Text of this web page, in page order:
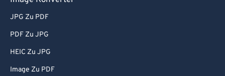
JPG Zu PDF
PDF Zu JPG
HEIC Zu JPG
Image Zu PDF